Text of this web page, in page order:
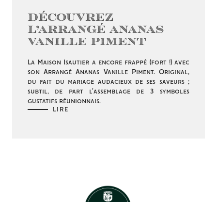
Découvrez
l’Arrangé Ananas
Vanille Piment
La Maison Isautier a encore frappé (fort !) avec
son Arrangé Ananas Vanille Piment. Original,
du fait du mariage audacieux de ses saveurs ;
subtil, de part l’assemblage de 3 symboles
gustatifs réunionnais.
LIRE